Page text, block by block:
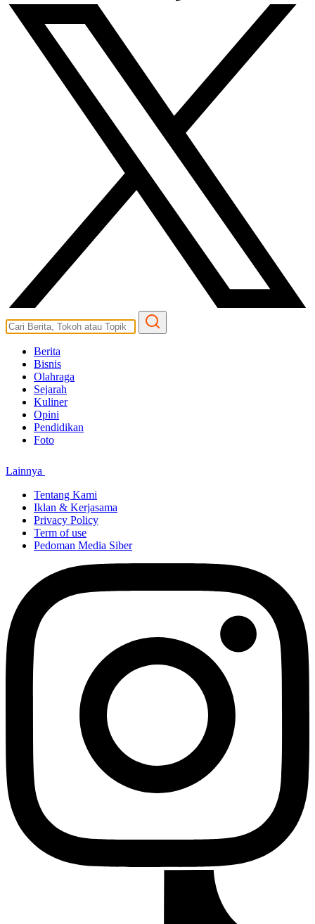
Berita
Bisnis
Olahraga
Sejarah
Kuliner
Opini
Pendidikan
Foto
Lainnya
Tentang Kami
Iklan & Kerjasama
Privacy Policy
Term of use
Pedoman Media Siber